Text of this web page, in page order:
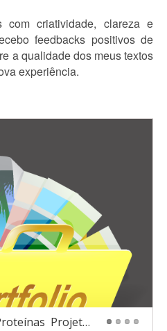
com criatividade, clareza e
feedbacks positivos de
a qualidade dos meus textos
experiência.
Menu Criativo sobre Proteínas  Projeto Escolar